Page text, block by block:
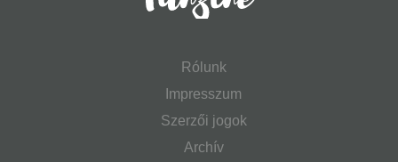
Rólunk
Impresszum
Szerzői jogok
Archív